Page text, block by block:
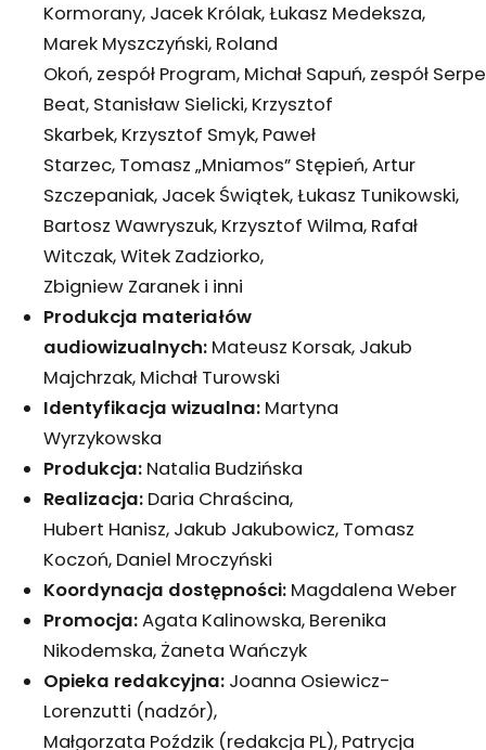
Kormorany, Jacek Królak, Łukasz Medeksza,
Marek Myszczyński, Roland
Okoń, zespół Program, Michał Sapuń, zespół
Beat, Stanisław Sielicki, Krzysztof
Skarbek, Krzysztof Smyk, Paweł
Starzec, Tomasz „Mniamos” Stępień, Artur
Szczepaniak, Jacek Świątek, Łukasz Tunikowski,
Bartosz Wawryszuk, Krzysztof Wilma, Rafał
Witczak, Witek Zadziorko,
Zbigniew Zaranek i inni
Produkcja materiałów
audiowizualnych: Mateusz Korsak, Jakub
Majchrzak, Michał Turowski
Identyfikacja wizualna: Martyna
Wyrzykowska
Produkcja: Natalia Budzińska
Realizacja: Daria Chraścina,
Hubert Hanisz, Jakub Jakubowicz, Tomasz
Koczoń, Daniel Mroczyński
Koordynacja dostępności: Magdalena Weber
Promocja:Agata Kalinowska, Berenika
Nikodemska, Żaneta Wańczyk
Opieka redakcyjna: Joanna Osiewicz-
Lorenzutti (nadzór),
Małgorzata Poździk (redakcja PL), Patrycja